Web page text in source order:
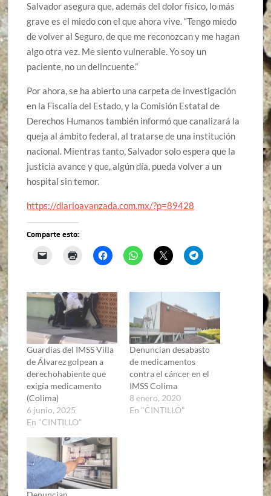
Salvador asegura que, además del dolor físico, lo más
grave es el miedo con el que ahora vive. “Tengo miedo
de volver al Seguro, de que me reconozcan y me hagan
algo otra vez. Me siento vulnerable. Yo soy un
paciente, no un delincuente.”
Por ahora, se ha abierto una carpeta de investigación
en la Fiscalía del Estado, y la Comisión Estatal de
Derechos Humanos también informó que canalizará la
queja al ámbito federal, al tratarse de una institución
nacional. Mientras tanto, Salvador solo espera que la
justicia avance y que, algún día, pueda volver a un
hospital sin temor.
https://diarioavanzada.com.mx/?p=89428
Comparte esto:
Guardias del IMSS Villa
de Álvarez golpean a
derechohabiente que
exigía medicamento
(Colima)
6 junio, 2025
En "CINTILLO"
Denuncian desabasto
de medicamentos
contra el cáncer en el
IMSS Colima
8 enero, 2020
En "CINTILLO"